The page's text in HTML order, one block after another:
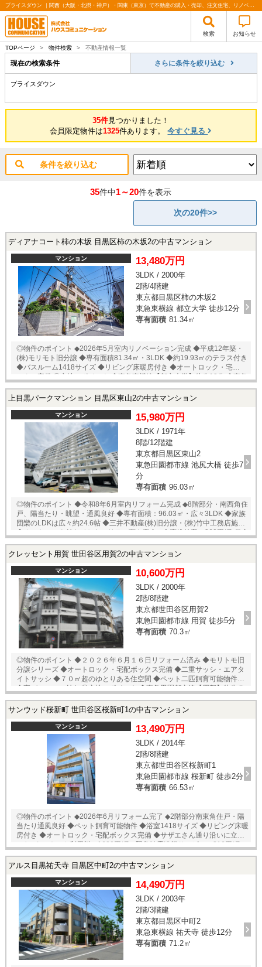
プライスダウン ｜関西（大阪・北摂・神戸）・関東（東京）で不動産の購入・売却、注文住宅、リノベーションの事なら株式会社ハウスコミュニケーション
検索 お知らせ
TOPページ > 物件検索 > 不動産情報一覧
現在の検索条件 さらに条件を絞り込む
プライスダウン
35件見つかりました！
会員限定物件は1325件あります。今すぐ見る
条件を絞り込む
35件中1～20件を表示
次の20件>>
ディアナコート柿の木坂 目黒区柿の木坂2の中古マンション
マンション 13,480万円
3LDK / 2000年
2階/4階建
東京都目黒区柿の木坂2
東急東横線 都立大学 徒歩12分
専有面積 81.34㎡
◎物件のポイント ◆2026年5月室内リノベーション完成 ◆平成12年築・
(株)モリモト旧分譲 ◆専有面積81.34㎡・3LDK ◆約19.93㎡のテラス付き
◆バスルーム1418サイズ ◆リビング床暖房付き ◆オートロック・宅配ボ
ックス完備 ◎立地のポイント ◆東急東横線【都立大学】徒歩12分 ◆東急
ブンイレブン目黒環七柿の木坂店 徒歩3分 ◆オオゼキ碑文谷店 徒歩11分
可能物件！お好きな日時でご内覧可能！ 当店までお電話いただくか、も
しくは24時間対応可能「内覧予約・お問い合わせ」フォームよりお問い
合わせ下さい！ ご来店が困難な場合は、ご希望場所でのお待ち合わせも
可能です。
上目黒パークマンション 目黒区東山2の中古マンション
マンション 15,980万円
3LDK / 1971年
8階/12階建
東京都目黒区東山2
東急田園都市線 池尻大橋 徒歩7
分
専有面積 96.03㎡
◎物件のポイント ◆令和8年6月室内リフォーム完成 ◆8階部分・南西角住
戸、陽当たり・眺望・通風良好 ◆専有面積：96.03㎡・広々3LDK ◆家族
団欒のLDKは広々約24.6帖 ◆三井不動産(株)旧分譲・(株)竹中工務店施工
◆オートロック付きでセキュリティ面も安心 □倉庫維持費：360円/月 ◎立
黒】徒歩13分 ◆ライフ目黒大橋店 徒歩4分 ◆ドン・キホーテ中目黒本店
可能！ 当店までお電話いただくか、もしくは24時間対応可能「内覧予
約・お問い合わせ」フォームよりお問い合わせ下さい！ ご来店が困難な
場合は、ご希望場所でのお待ち合わせも可能です。
クレッセント用賀 世田谷区用賀2の中古マンション
マンション 10,600万円
3LDK / 2000年
2階/8階建
東京都世田谷区用賀2
東急田園都市線 用賀 徒歩5分
専有面積 70.3㎡
◎物件のポイント ◆２０２６年６月１６日リフォーム済み ◆モリトモ旧
分譲シリーズ ◆オートロック・宅配ボックス完備 ◆二重サッシ・エアタ
イトサッシ ◆７０㎡超のゆとりある住空間 ◆ペット二匹飼育可能物件 ◆
全室バルコニー付き ◎立地のポイント ◆東急田園都市線【用賀】徒歩５
分 ◆ココカラファイン 用賀駅前店 徒歩６分 ◆ローソン 用賀二丁目店
徒歩9分 ◆砧公園 徒歩5分 ◆セブンイレブン用賀インター店 徒歩3分 ◆
玉川病院 徒歩11分 ★即日内覧可能物件！お好きな日時でご内覧可能！
当店までお電話いただくか、もしくは24時間対応可能「内覧予約・お問
い合わせ」フォームよりお問い合わせ下さい！ ご来店が困難な場合は、
ご希望場所でのお待ち合わせも可能です。
サンウッド桜新町 世田谷区桜新町1の中古マンション
マンション 13,490万円
3LDK / 2014年
2階/8階建
東京都世田谷区桜新町1
東急田園都市線 桜新町 徒歩2分
専有面積 66.53㎡
◎物件のポイント ◆2026年6月リフォーム完了 ◆2階部分南東角住戸・陽
当たり通風良好 ◆ペット飼育可能物件 ◆浴室1418サイズ ◆リビング床暖
房付き ◆オートロック・宅配ボックス完備 ◆サザエさん通り沿いに立地
□インターネット利用料：1620円/月 □緊急地震速報サービス：216円/月
2分 ◆ピーコックストア 桜新町店 徒歩4分 ◆ライフ桜新町店 徒歩9分
新町サザエさん通り店 徒歩2分 ◆サザエさん公園 徒歩5分 ★即日内覧
可能物件！お好きな日時でご内覧可能！ 当店までお電話いただくか、も
しくは24時間対応可能「内覧予約・お問い合わせ」フォームよりお問い
合わせ下さい！ ご来店が困難な場合は、ご希望場所でのお待ち合わせも
可能です。
アルス目黒祐天寺 目黒区中町2の中古マンション
マンション 14,490万円
3LDK / 2003年
2階/3階建
東京都目黒区中町2
東急東横線 祐天寺 徒歩12分
専有面積 71.2㎡